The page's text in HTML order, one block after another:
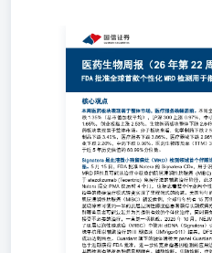
优于大市 FDA批准全球
报 医药生物 本周医药板
（总市值加权平均），
物医药板块整体下跌
跌2.59%，生物制品下跌
2.20%，中药下跌0.06%
位数。 优于大市·维持
证券分析师：张超0755-
液微小残留病灶（MRD
SignateraCDx，用于识
者，用于